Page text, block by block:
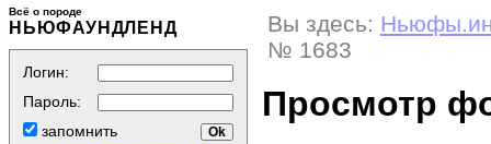
Всё о породе
НЬЮФАУНДЛЕНД
Логин:
Пароль:
запомнить
Вы здесь:
№ 1683
Просмотр